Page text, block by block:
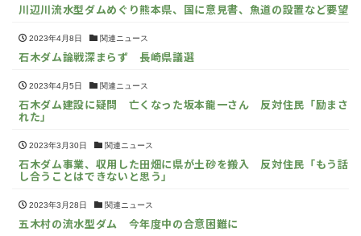
川辺川流水型ダムめぐり熊本県、国に意見書、魚道の設置など要望
2023年4月8日 関連ニュース
石木ダム論戦深まらず 長崎県議選
2023年4月5日 関連ニュース
石木ダム建設に疑問 亡くなった坂本龍一さん 反対住民「励まさ
れた」
2023年3月30日 関連ニュース
石木ダム事業、収用した田畑に県が土砂を搬入 反対住民「もう話
し合うことはできないと思う」
2023年3月28日 関連ニュース
五木村の流水型ダム 今年度中の合意困難に